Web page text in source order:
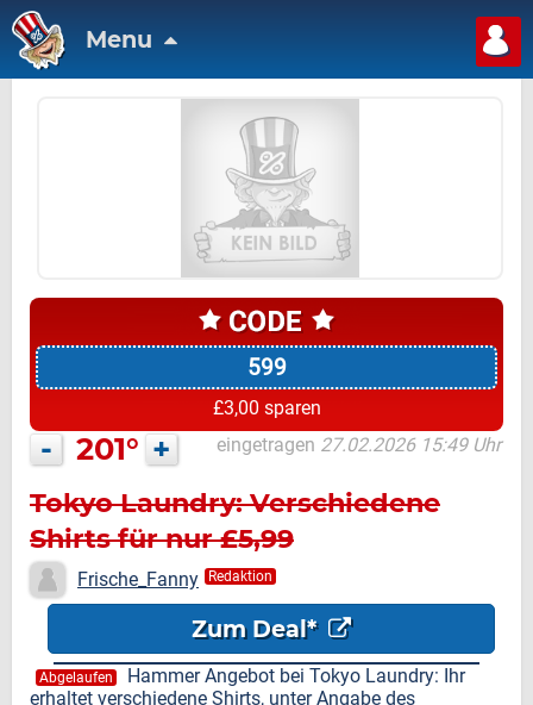
Menu
599
£3,00 sparen
- 201° + eingetragen 27.02.2026 15:49 Uhr
Tokyo Laundry: Verschiedene
Shirts für nur £5,99
Frische_Fanny Redaktion
Zum Deal*
Abgelaufen
Hammer Angebot bei Tokyo Laundry: Ihr
erhaltet verschiedene Shirts, unter Angabe des